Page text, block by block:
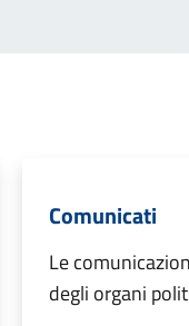
Comunicati
Le
degli organi